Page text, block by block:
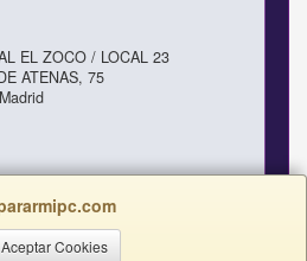
Aceptar Cookies
EL ZOCO / LOCAL 23
ATENAS, 75
Madrid